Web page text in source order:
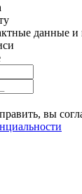
данные
вы